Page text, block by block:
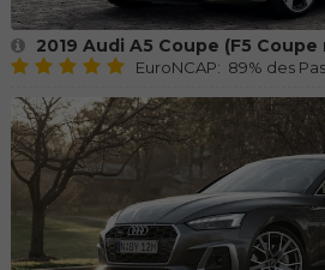
2019 Audi A5 Coupe (F5
EuroNCAP: 89% des